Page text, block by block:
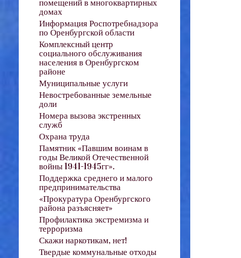
помещений в многоквартирных
домах
Информация Роспотребнадзора
по Оренбургской области
Комплексный центр
социального обслуживания
населения в Оренбургском
районе
Муниципальные услуги
Невостребованные земельные
доли
Номера вызова экстренных
служб
Охрана труда
Памятник «Павшим воинам в
годы Великой Отечественной
войны 1941-1945гг».
Поддержка среднего и малого
предпринимательства
«Прокуратура Оренбургского
района разъясняет»
Профилактика экстремизма и
терроризма
Скажи наркотикам, нет!
Твердые коммунальные отходы